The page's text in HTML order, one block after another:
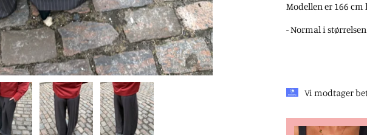
Modellen er 166 cm
- Normal i
Vi modtager